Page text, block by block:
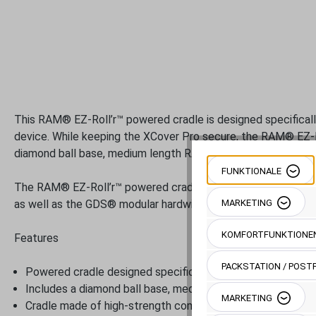
This RAM® EZ-Roll’r™ powered cradle is designed
device. While keeping the XCover Pro secure, the RAM®
diamond ball base, medium length RAM® double socket
The RAM® EZ-Roll’r™ powered cradle for the Samsung
as well as the GDS® modular hardwire charger with USB
Features
Powered cradle designed specifically for the Samsung
Includes a diamond ball base, medium length RAM®
Cradle made of high-strength composites for durability
FUNKTIONALE
MARKETING
PACKSTATION /
MARKETING